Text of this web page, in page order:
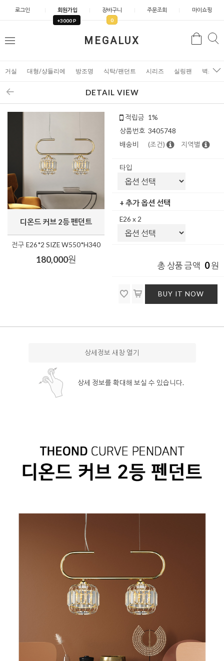
로그인 회원가입
+3000 P
장바구니
0
주문조회 마이쇼핑
MEGALUX
메
검
거실 대형/샹들리에 방조명 식탁/팬던트 시리즈 실링팬 벽조명
DETAIL VIEW
디온드 커브 2등 펜던트
전구 E26*2 SIZE W550*H340
180,000원
적립금 1%
상품번호 3405748
배송비
(조건) 지역별
타입
+ 추가 옵션 선택
E26 x 2
총 상품 금액 0원
BUY IT NOW
상세정보 새창 열기
상세 정보를 확대해 보실 수 있습니다.